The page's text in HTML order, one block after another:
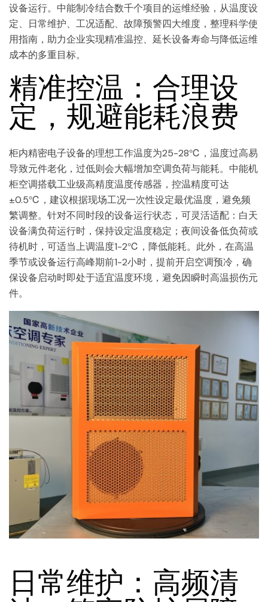
设备运行。中能制冷结合数千个项目的运维经验，从温度设
定、日常维护、工况适配、故障预警四大维度，整理科学使
用指南，助力企业实现精准温控、延长设备寿命与降低运维
成本的多重目标。
精准控温：合理设
定，规避能耗浪费
柜内精密电子设备的理想工作温度为25-28℃，温度过高易
导致元件老化，过低则会大幅增加空调负荷与能耗。中能机
柜空调搭载工业级高精度温度传感器，控温精度可达
±0.5℃，建议根据现场工况一次性设定最优温度，避免频
繁调整。针对不同时段的设备运行状态，可灵活适配：白天
设备满负荷运行时，保持设定温度稳定；夜间设备低负荷或
待机时，可适当上调温度1-2℃，降低能耗。此外，在高温
季节或设备运行高峰期前1-2小时，提前开启空调预冷，确
保设备启动时即处于适宜温度环境，避免因瞬时高温损伤元
件。
日常维护：高频清